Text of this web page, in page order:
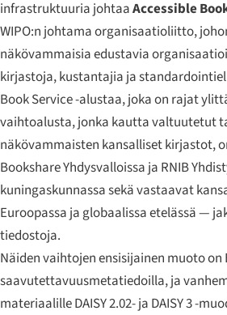
infrastruktuuria johtaaAccessible
WIPO:n johtama organisaatioliitto,
näkövammaisia edustavia
kirjastoja, kustantajia ja
Book Service -alustaa, joka on rajat
vaihtoalusta, jonka kautta valtuutetut
näkövammaisten kansalliset kirjastot,
Bookshare Yhdysvalloissa ja RNIB
kuningaskunnassa sekä vastaavat
Euroopassa ja globaalissa etelässä —
tiedostoja.
Näiden vaihtojen ensisijainen muoto on
saavutettavuusmetatiedoilla, ja
materiaalille DAISY 2.02- ja DAISY 3 -